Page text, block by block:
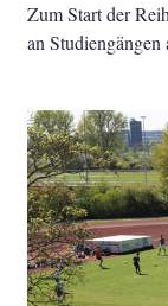
Zum Start der
an